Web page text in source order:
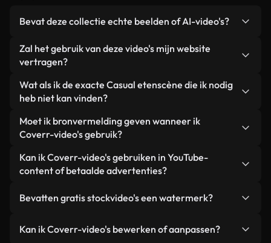
Bevat deze collectie echte beelden of AI-video's?
Beide. Dit is een hybride bibliotheek die bestaat
uit echte, door mensen gefilmde beelden van
video's. Elke video is duidelijk gelabeld, zodat je
altijd weet wat je gebruikt.
Zal het gebruik van deze video's mijn website
vertragen?
Niet als u voor onze geoptimaliseerde versies
kiest. Wij bieden lichtgewicht, webklare formaten
achtergrond. Zo blijft de kwaliteit hoog, worden de
laadtijden geminimaliseerd en worden
statistieken zoals LCP verbeterd.
Wat als ik de exacte Casual etenscène die ik nodig
heb niet kan vinden?
Met Coverr AI Studio maak je direct een video.
Beschrijf de scène – bijvoorbeeld "Casual eten bij
enkele seconden een gepersonaliseerde video die
voldoet aan onze licentievoorwaarden.
Moet ik bronvermelding geven wanneer ik
Coverr-video's gebruik?
Naamsvermelding is niet vereist. Alle video's in
onze stockbibliotheek zijn royaltyvrij en kunnen
hoewel dit altijd op prijs wordt gesteld.
Kan ik Coverr-video's gebruiken in YouTube-
content of betaalde advertenties?
gebruikt in YouTube-video's met advertentie-
advertenties van klanten, zolang je de beelden
Bevatten gratis stockvideo's een watermerk?
zijn of door AI gegenereerd – bevat watermerken.
Kan ik Coverr-video's bewerken of aanpassen?